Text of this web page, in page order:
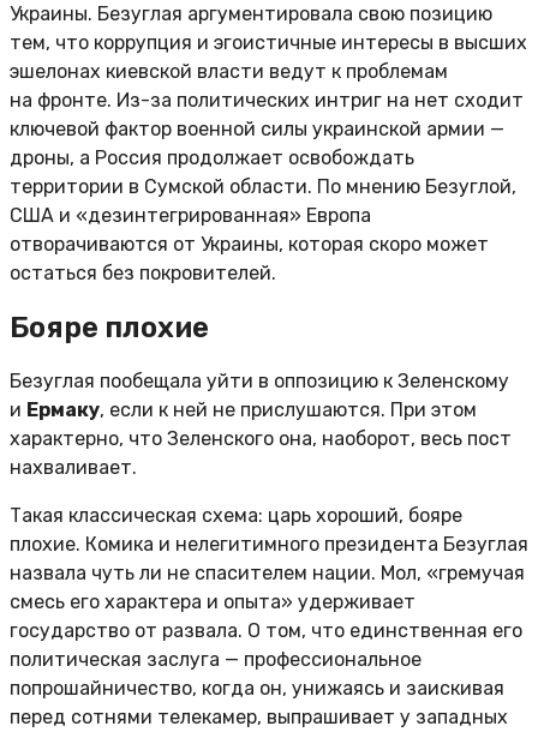
Украины. Безуглая аргументировала свою позицию
тем, что коррупция и эгоистичные интересы в высших
эшелонах киевской власти ведут к проблемам
на фронте. Из-за политических интриг на нет сходит
ключевой фактор военной силы украинской армии —
дроны, а Россия продолжает освобождать
территории в Сумской области. По мнению Безуглой,
США и «дезинтегрированная» Европа
отворачиваются от Украины, которая скоро может
остаться без покровителей.
Бояре плохие
Безуглая пообещала уйти в оппозицию к Зеленскому
и Ермаку, если к ней не прислушаются. При этом
характерно, что Зеленского она, наоборот, весь пост
нахваливает.
Такая классическая схема: царь хороший, бояре
плохие. Комика и нелегитимного президента Безуглая
назвала чуть ли не спасителем нации. Мол, «гремучая
смесь его характера и опыта» удерживает
государство от развала. О том, что единственная его
политическая заслуга — профессиональное
попрошайничество, когда он, унижаясь и заискивая
перед сотнями телекамер, выпрашивает у западных